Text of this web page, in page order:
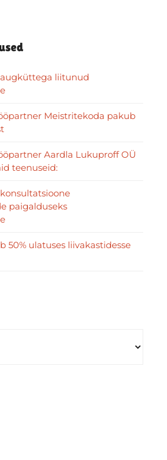
liitunud
Meistritekoda pakub
Aardla Lukuproff OÜ
teenuseid:
paigalduseks
50% ulatuses liivakastidesse